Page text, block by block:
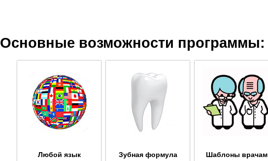
Основные возможности программы:
Любой язык Зубная формула Шаблоны врачам